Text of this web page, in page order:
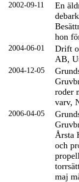
2002-09-11
En
hon
2004-06-01
Drift
AB,
2004-12-05
roder
varv,
2006-04-05
Årsta
och
maj